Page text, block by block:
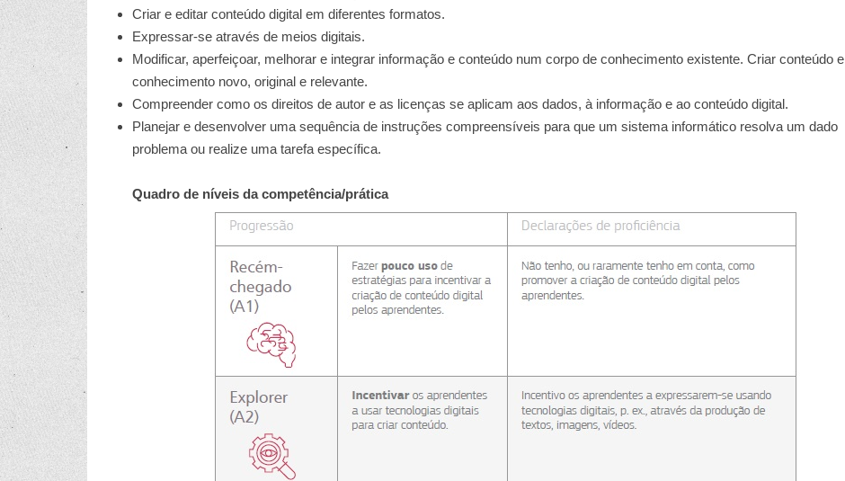
Criar e editar conteúdo digital em diferentes formatos.
Expressar-se através de meios digitais.
Modificar, aperfeiçoar, melhorar e integrar informação e conteúdo num corpo de conhecimento existente. Criar conteúdo e
conhecimento novo, original e relevante.
Compreender como os direitos de autor e as licenças se aplicam aos dados, à informação e ao conteúdo digital.
Planejar e desenvolver uma sequência de instruções compreensíveis para que um sistema informático resolva um dado
problema ou realize uma tarefa específica.
Quadro de níveis da competência/prática